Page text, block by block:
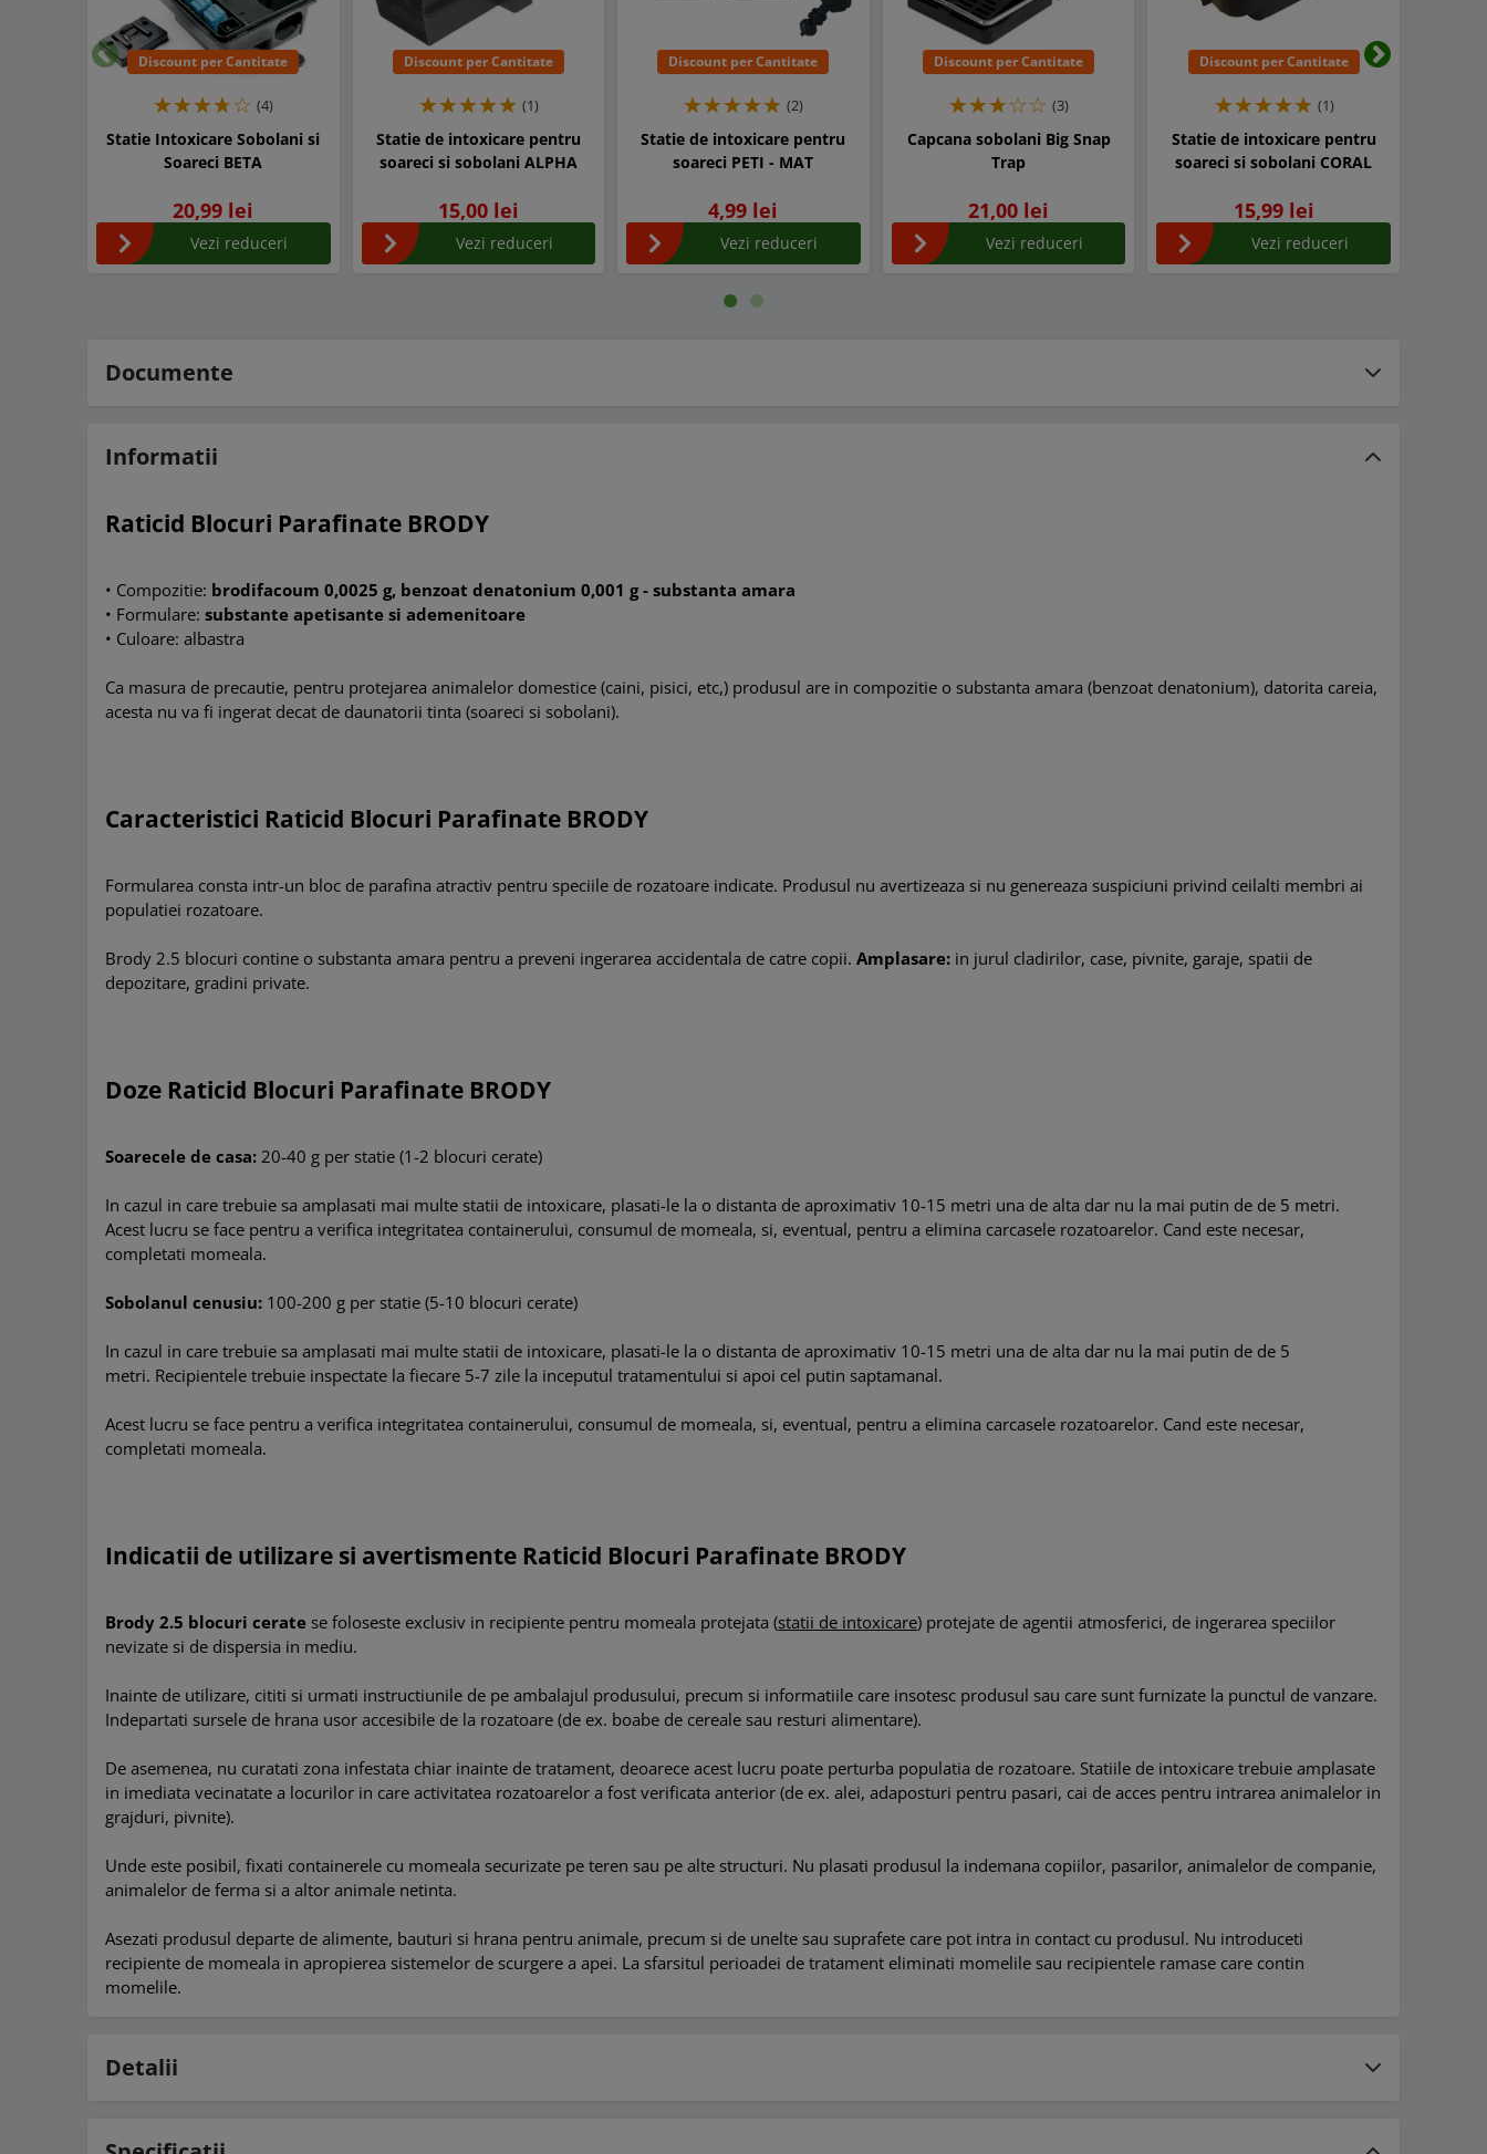
Discount per Cantitate
(4)
Statie Intoxicare Sobolani si
Soareci BETA
20,99 lei
Vezi reduceri
Discount per Cantitate
(1)
Statie de intoxicare pentru
soareci si sobolani ALPHA
15,00 lei
Vezi reduceri
Discount per Cantitate
(2)
Statie de intoxicare pentru
soareci PETI - MAT
4,99 lei
Vezi reduceri
Discount per Cantitate
(3)
Capcana sobolani Big Snap
Trap
21,00 lei
Vezi reduceri
Discount per Cantitate
(1)
Statie de intoxicare pentru
soareci si sobolani CORAL
15,99 lei
Vezi reduceri
Inapoi
Documente
Informatii
Raticid Blocuri Parafinate BRODY
• Compozitie: brodifacoum 0,0025 g, benzoat denatonium 0,001 g - substanta amara
• Formulare:substante apetisante si ademenitoare
• Culoare: albastra
Ca masura de precautie, pentru protejarea animalelor domestice (caini, pisici, etc,) produsul are in compozitie o substanta amara (benzoat denatonium), datorita careia,
acesta nu va fi ingerat decat de daunatorii tinta (soareci si sobolani).
Caracteristici Raticid Blocuri Parafinate BRODY
Formularea consta intr-un bloc de parafina atractiv pentru speciile de rozatoare indicate. Produsul nu avertizeaza si nu genereaza suspiciuni privind ceilalti membri ai
populatiei rozatoare.
Brody 2.5 blocuri contine o substanta amara pentru a preveni ingerarea accidentala de catre copii.Amplasare: in jurul cladirilor, case, pivnite, garaje, spatii de
depozitare, gradini private.
Doze Raticid Blocuri Parafinate BRODY
Soarecele de casa: 20-40 g per statie (1-2 blocuri cerate)
In cazul in care trebuie sa amplasati mai multe statii de intoxicare, plasati-le la o distanta de aproximativ 10-15 metri una de alta dar nu la mai putin de de 5 metri.
Acest lucru se face pentru a verifica integritatea containerului, consumul de momeala, si, eventual, pentru a elimina carcasele rozatoarelor. Cand este necesar,
completati momeala.
Sobolanul cenusiu: 100-200 g per statie (5-10 blocuri cerate)
In cazul in care trebuie sa amplasati mai multe statii de intoxicare, plasati-le la o distanta de aproximativ 10-15 metri una de alta dar nu la mai putin de de 5
metri. Recipientele trebuie inspectate la fiecare 5-7 zile la inceputul tratamentului si apoi cel putin saptamanal.
Acest lucru se face pentru a verifica integritatea containerului, consumul de momeala, si, eventual, pentru a elimina carcasele rozatoarelor. Cand este necesar,
completati momeala.
Indicatii de utilizare si avertismente Raticid Blocuri Parafinate BRODY
Brody 2.5 blocuri cerate se foloseste exclusiv in recipiente pentru momeala protejata (statii de intoxicare) protejate de agentii atmosferici, de ingerarea speciilor
nevizate si de dispersia in mediu.
Inainte de utilizare, cititi si urmati instructiunile de pe ambalajul produsului, precum si informatiile care insotesc produsul sau care sunt furnizate la punctul de vanzare.
Indepartati sursele de hrana usor accesibile de la rozatoare (de ex. boabe de cereale sau resturi alimentare).
De asemenea, nu curatati zona infestata chiar inainte de tratament, deoarece acest lucru poate perturba populatia de rozatoare. Statiile de intoxicare trebuie amplasate
in imediata vecinatate a locurilor in care activitatea rozatoarelor a fost verificata anterior (de ex. alei, adaposturi pentru pasari, cai de acces pentru intrarea animalelor in
grajduri, pivnite).
Unde este posibil, fixati containerele cu momeala securizate pe teren sau pe alte structuri. Nu plasati produsul la indemana copiilor, pasarilor, animalelor de companie,
animalelor de ferma si a altor animale netinta.
Asezati produsul departe de alimente, bauturi si hrana pentru animale, precum si de unelte sau suprafete care pot intra in contact cu produsul. Nu introduceti
recipiente de momeala in apropierea sistemelor de scurgere a apei. La sfarsitul perioadei de tratament eliminati momelile sau recipientele ramase care contin
momelile.
Detalii